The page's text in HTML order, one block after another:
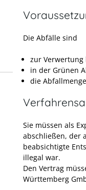
Die Abfälle sind
zur Verwertung
in der Grünen
die
Sie müssen als
abschließen, der
beabsichtigte
illegal war.
Den Vertrag
Württemberg